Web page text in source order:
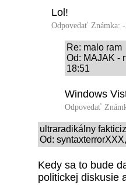
Lol!
Odpovedať Známka:
Re: malo ram
Od: MAJAK -
18:51
Windows
Odpovedať
ultraradikálny
Od:
Kedy sa to bude
politickej diskusie